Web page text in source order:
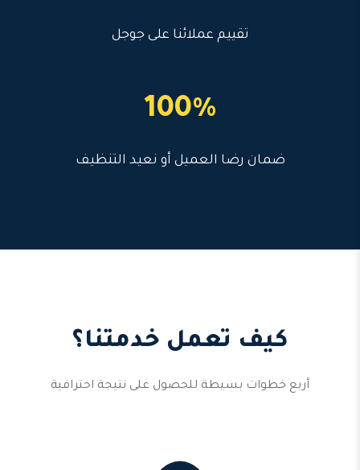
تقييم عملائنا على جوجل
100%
ضمان رضا العميل أو نعيد التنظيف
كيف تعمل خدمتنا؟
أربع خطوات بسيطة للحصول على نتيجة احترافية